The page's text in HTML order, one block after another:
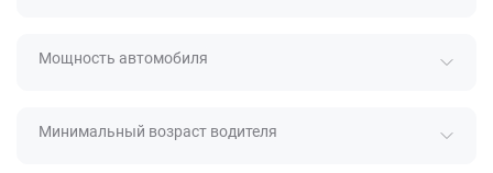
Мощность автомобиля
Минимальный возраст водителя